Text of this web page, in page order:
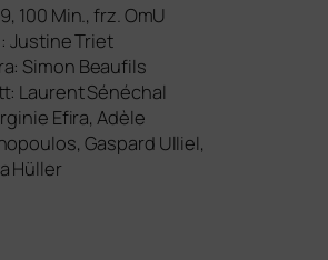
100 Min., frz. OmU
Justine Triet
Simon Beaufils
Laurent Sénéchal
Efira, Adèle
Gaspard Ulliel,
Hüller